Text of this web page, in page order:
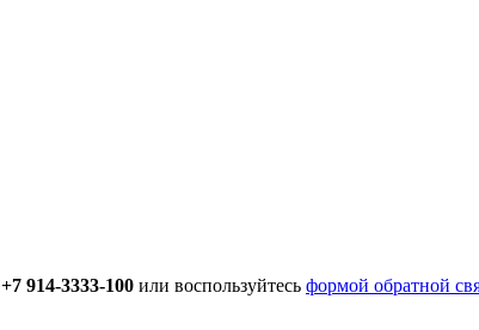
+7 914-3333-100 или воспользуйтесь формой обратной